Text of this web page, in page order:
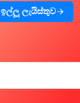
ඉල්ලූ ලැයිස්තුව